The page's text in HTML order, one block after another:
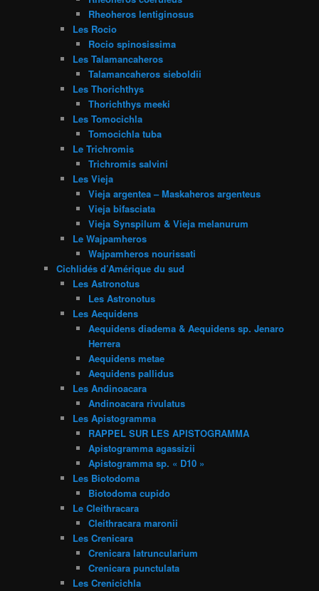
Rheoheros lentiginosus
Les Rocio
Rocio spinosissima
Les Talamancaheros
Talamancaheros sieboldii
Les Thorichthys
Thorichthys meeki
Les Tomocichla
Tomocichla tuba
Le Trichromis
Trichromis salvini
Les Vieja
Vieja argentea – Maskaheros argenteus
Vieja bifasciata
Vieja Synspilum & Vieja melanurum
Le Wajpamheros
Wajpamheros nourissati
Cichlidés d’Amérique du sud
Les Astronotus
Les Astronotus
Les Aequidens
Aequidens diadema & Aequidens sp. Jenaro
Herrera
Aequidens metae
Aequidens pallidus
Les Andinoacara
Andinoacara rivulatus
Les Apistogramma
RAPPEL SUR LES APISTOGRAMMA
Apistogramma agassizii
Apistogramma sp. « D10 »
Les Biotodoma
Biotodoma cupido
Le Cleithracara
Cleithracara maronii
Les Crenicara
Crenicara latruncularium
Crenicara punctulata
Les Crenicichla